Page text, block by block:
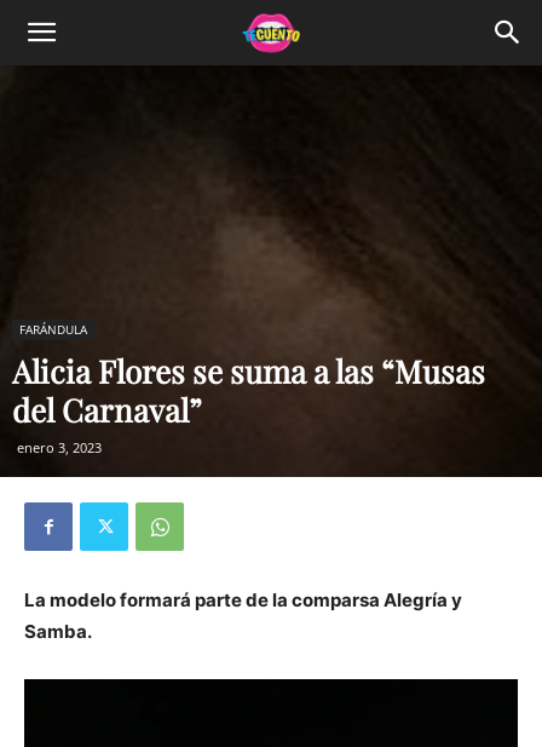
FARÁNDULA
Alicia Flores se suma a las “Musas
del Carnaval”
enero 3, 2023
La modelo formará parte de la comparsa Alegría y
Samba.